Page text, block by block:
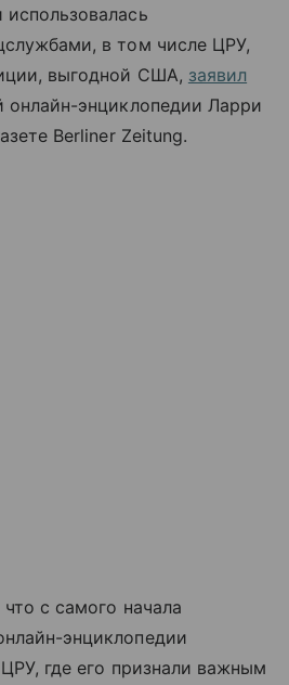
в том числе ЦРУ,
выгодной США, заявил
онлайн-энциклопедии Ларри
Berliner Zeitung.
с самого начала
энциклопедии
где его признали важным